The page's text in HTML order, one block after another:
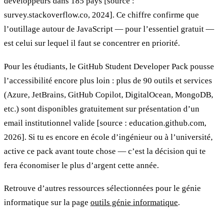
survey.stackoverflow.co, 2024]. Ce chiffre confirme que
l’outillage autour de JavaScript — pour l’essentiel gratuit —
est celui sur lequel il faut se concentrer en priorité.
Pour les étudiants, le GitHub Student Developer Pack pousse
l’accessibilité encore plus loin : plus de 90 outils et services
(Azure, JetBrains, GitHub Copilot, DigitalOcean, MongoDB,
etc.) sont disponibles gratuitement sur présentation d’un
email institutionnel valide [source : education.github.com,
2026]. Si tu es encore en école d’ingénieur ou à l’université,
active ce pack avant toute chose — c’est la décision qui te
fera économiser le plus d’argent cette année.
Retrouve d’autres ressources sélectionnées pour le génie
informatique sur la page outils génie informatique.